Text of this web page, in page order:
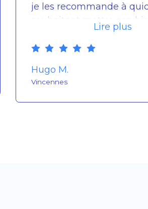
je les recommande à
souhaitant mettre son
gestion de manière sûre et
professionnelle, le tout à
traditionnelles auxquelles
Lire plus
Hugo M.
Vincennes